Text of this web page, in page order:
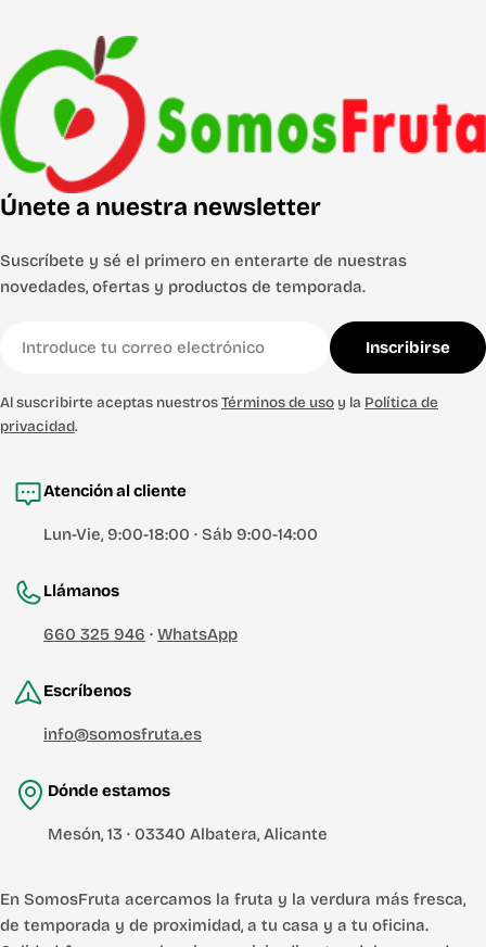
Únete a nuestra newsletter
Suscríbete y sé el primero en enterarte de nuestras
novedades, ofertas y productos de temporada.
electrónico
Inscribirse
Al suscribirte aceptas nuestrosTérminos de uso y la Política de
privacidad.
Atención al cliente
Lun-Vie, 9:00-18:00 · Sáb 9:00-14:00
Llámanos
660 325 946 · WhatsApp
Escríbenos
info@somosfruta.es
Dónde estamos
Mesón, 13 · 03340 Albatera, Alicante
En SomosFruta acercamos la fruta y la verdura más fresca,
de temporada y de proximidad, a tu casa y a tu oficina.